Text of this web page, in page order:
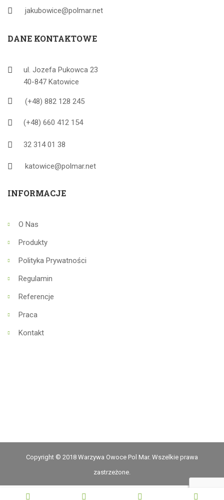
jakubowice@polmar.net
DANE KONTAKTOWE
ul. Jozefa Pukowca 23
40-847 Katowice
(+48) 882 128 245
(+48) 660 412 154
32 314 01 38
katowice@polmar.net
INFORMACJE
O Nas
Produkty
Polityka Prywatności
Regulamin
Referencje
Praca
Kontakt
Copyright © 2018 Warzywa Owoce Pol Mar. Wszelkie prawa
zastrzeżone.